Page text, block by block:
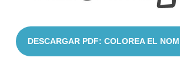
DESCARGAR PDF: COLOREA EL